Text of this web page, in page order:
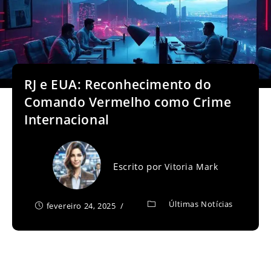
RJ e EUA: Reconhecimento do
Comando Vermelho como Crime
Internacional
Escrito porVitoria Mark
fevereiro 24, 2025 Últimas Notícias